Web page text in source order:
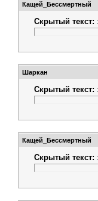
Кащей_Бессмертный
Скрытый текст: :
Шаркан
Скрытый текст: :
Кащей_Бессмертный
Скрытый текст: :